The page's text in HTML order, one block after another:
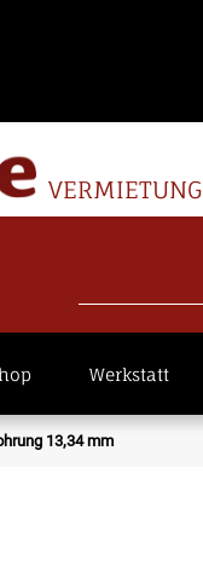
--
VERMIETUNG
Werkstatt
13,34 mm